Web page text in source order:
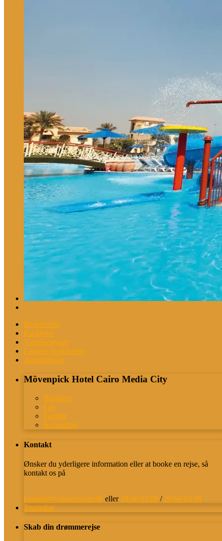
Beskrivelse
Faciliteter
Værelsestyper
Landets beskrivelse
Anbefalinger
Mövenpick Hotel Cairo Media City
Business
City
Familie
Romantisk
Kontakt
Ønsker du yderligere information eller at booke en rejse, så
kontakt os på
kontakt@younesrejser.dk eller 20 66 03 08 / 20 66 03 08
Trustpilot
Skab din drømmerejse